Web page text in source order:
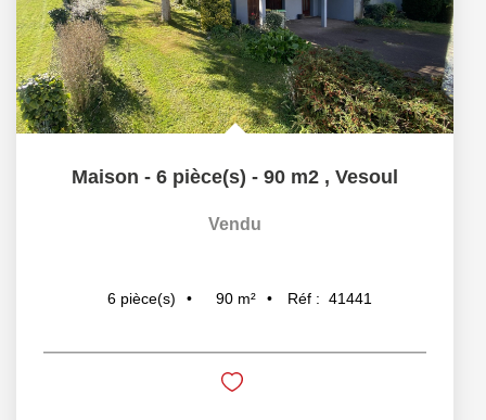
Maison - 6 pièce(s) - 90 m2 , Vesoul
Vendu
6 pièce(s) 90 m² Réf : 41441